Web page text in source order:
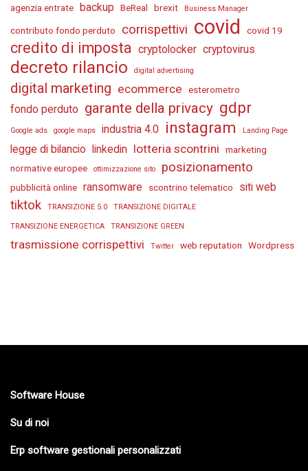
agenzia entrate backup BeReal brexit Business Manager
contributo fondo perduto corrispettivi covid covid 19
credito di imposta cryptolocker cryptovirus
decreto rilancio digital advertising
digital marketing ecommerce esterometro
fondo perduto garante della privacy gdpr
Google ads google maps industria 4.0 instagram Landing Page
legge di bilancio linkedin lotteria scontrini
marketing
normative europee
ottimizzazione sito posizionamento
pubblicità online ransomware scontrino telematico siti web
tiktok TRANSIZIONE 5.0 TRANSIZIONE DIGITALE
TRANSIZIONE ENERGETICA TRANSIZIONE GREEN
trasmissione corrispettivi Twitter web reputation Wordpress
Software House
Su di noi
Erp software gestionali personalizzati